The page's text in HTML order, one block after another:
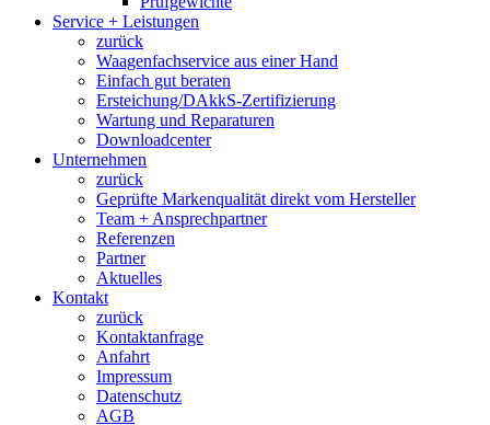
Service + Leistungen
zurück
Waagenfachservice aus einer Hand
Einfach gut beraten
Ersteichung/DAkkS-Zertifizierung
Wartung und Reparaturen
Downloadcenter
Unternehmen
zurück
Geprüfte Markenqualität direkt vom Hersteller
Team + Ansprechpartner
Referenzen
Partner
Aktuelles
Kontakt
zurück
Kontaktanfrage
Anfahrt
Impressum
Datenschutz
AGB